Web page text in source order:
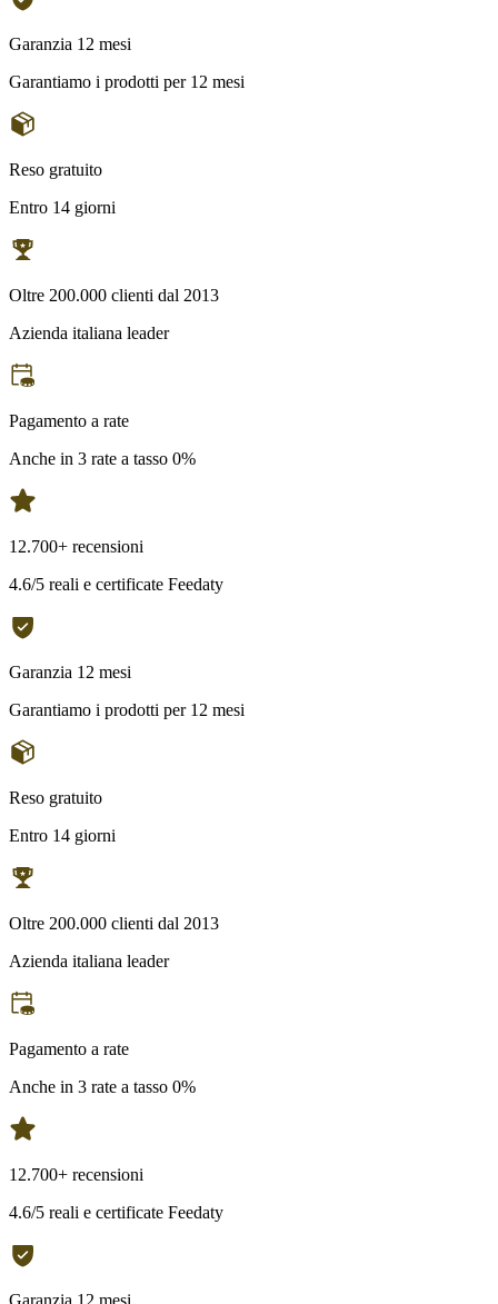
Garanzia 12 mesi
Garantiamo i prodotti per 12 mesi
Reso gratuito
Entro 14 giorni
Oltre 200.000 clienti dal 2013
Azienda italiana leader
Pagamento a rate
Anche in 3 rate a tasso 0%
12.700+ recensioni
4.6/5 reali e certificate Feedaty
Garanzia 12 mesi
Garantiamo i prodotti per 12 mesi
Reso gratuito
Entro 14 giorni
Oltre 200.000 clienti dal 2013
Azienda italiana leader
Pagamento a rate
Anche in 3 rate a tasso 0%
12.700+ recensioni
4.6/5 reali e certificate Feedaty
Garanzia 12 mesi